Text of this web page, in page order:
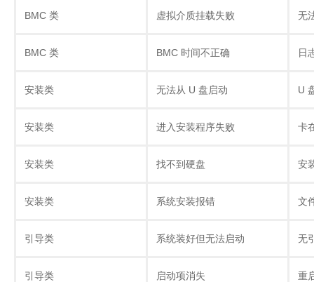
BMC 类 虚拟介质挂载失败 无
BMC 类 BMC 时间不正确 日
安装类 无法从 U 盘启动 U
安装类 进入安装程序失败 卡
安装类 找不到硬盘 安
安装类 系统安装报错 文
引导类 系统装好但无法启动 无
引导类 启动项消失 重